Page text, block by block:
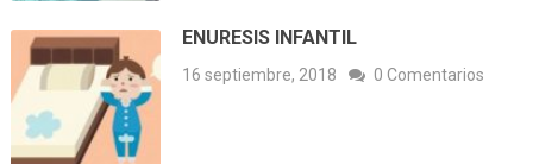
ENURESIS INFANTIL
16 septiembre, 2018 0 Comentarios